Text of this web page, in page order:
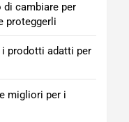
cambiare per
proteggerli
i prodotti adatti per
migliori per i